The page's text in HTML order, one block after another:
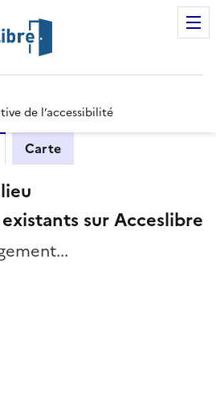
de l’accessibilité
Carte
sur Acceslibre